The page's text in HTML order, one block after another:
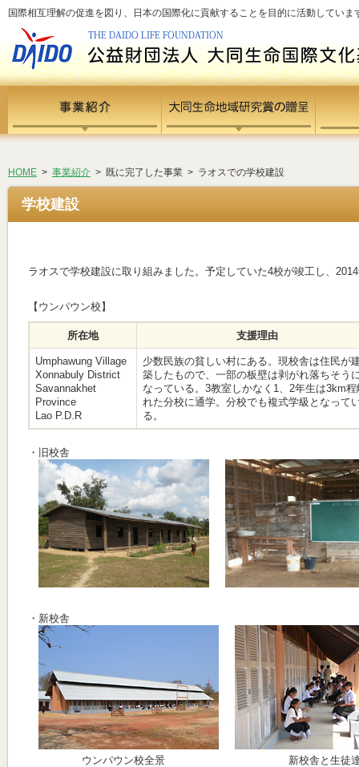
国際相互理解の促進を図り、日本の国際化に貢献することを目的に活動していま
HOME > 事業紹介 > 既に完了した事業 > ラオスでの学校建設
学校建設
ラオスで学校建設に取り組みました。予定していた4校が竣工し、
【ウンパウン校】
所在地 支援理由
Umphawung Village
Xonnabuly District
Savannakhet
Province
Lao P.D.R
少数民族の貧しい村にある。現校舎は住民が
築したもので、一部の板壁は剥がれ落ちそう
なっている。3教室しかなく1、2年生は3km程
れた分校に通学。分校でも複式学級となって
る。
・旧校舎
・新校舎
ウンパウン校全景 新校舎と生徒